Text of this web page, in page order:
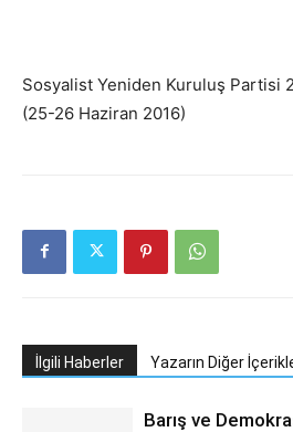
Sosyalist Yeniden Kuruluş Partisi
(25-26 Haziran 2016)
İlgili Haberler Yazarın Diğer
Barış ve